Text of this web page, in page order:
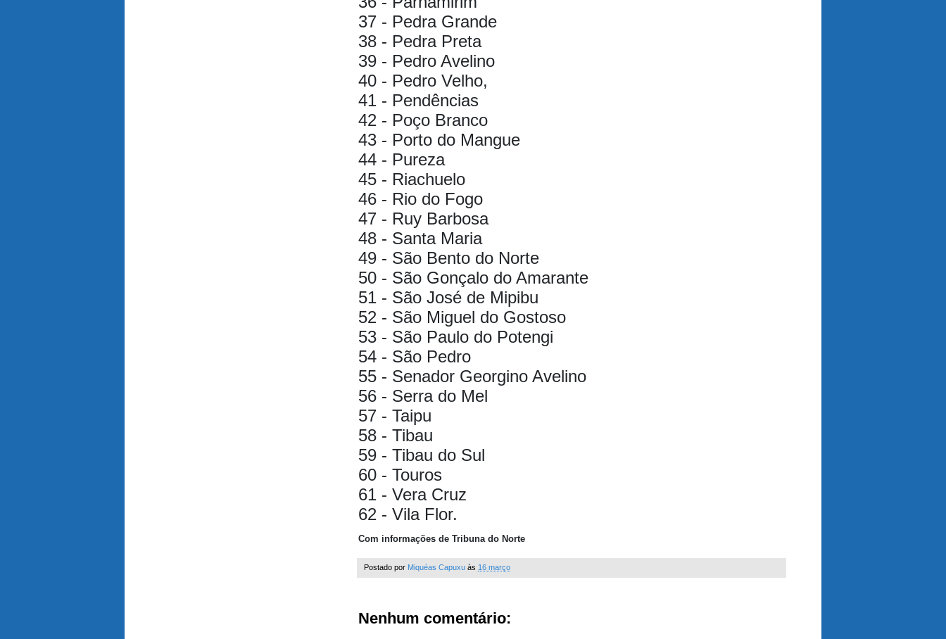
37 - Pedra Grande
38 - Pedra Preta
39 - Pedro Avelino
40 - Pedro Velho,
41 - Pendências
42 - Poço Branco
43 - Porto do Mangue
44 - Pureza
45 - Riachuelo
46 - Rio do Fogo
47 - Ruy Barbosa
48 - Santa Maria
49 - São Bento do Norte
50 - São Gonçalo do Amarante
51 - São José de Mipibu
52 - São Miguel do Gostoso
53 - São Paulo do Potengi
54 - São Pedro
55 - Senador Georgino Avelino
56 - Serra do Mel
57 - Taipu
58 - Tibau
59 - Tibau do Sul
60 - Touros
61 - Vera Cruz
62 - Vila Flor.
Com informações de Tribuna do Norte
Postado por Miquéas Capuxu às 16 março
Nenhum comentário: